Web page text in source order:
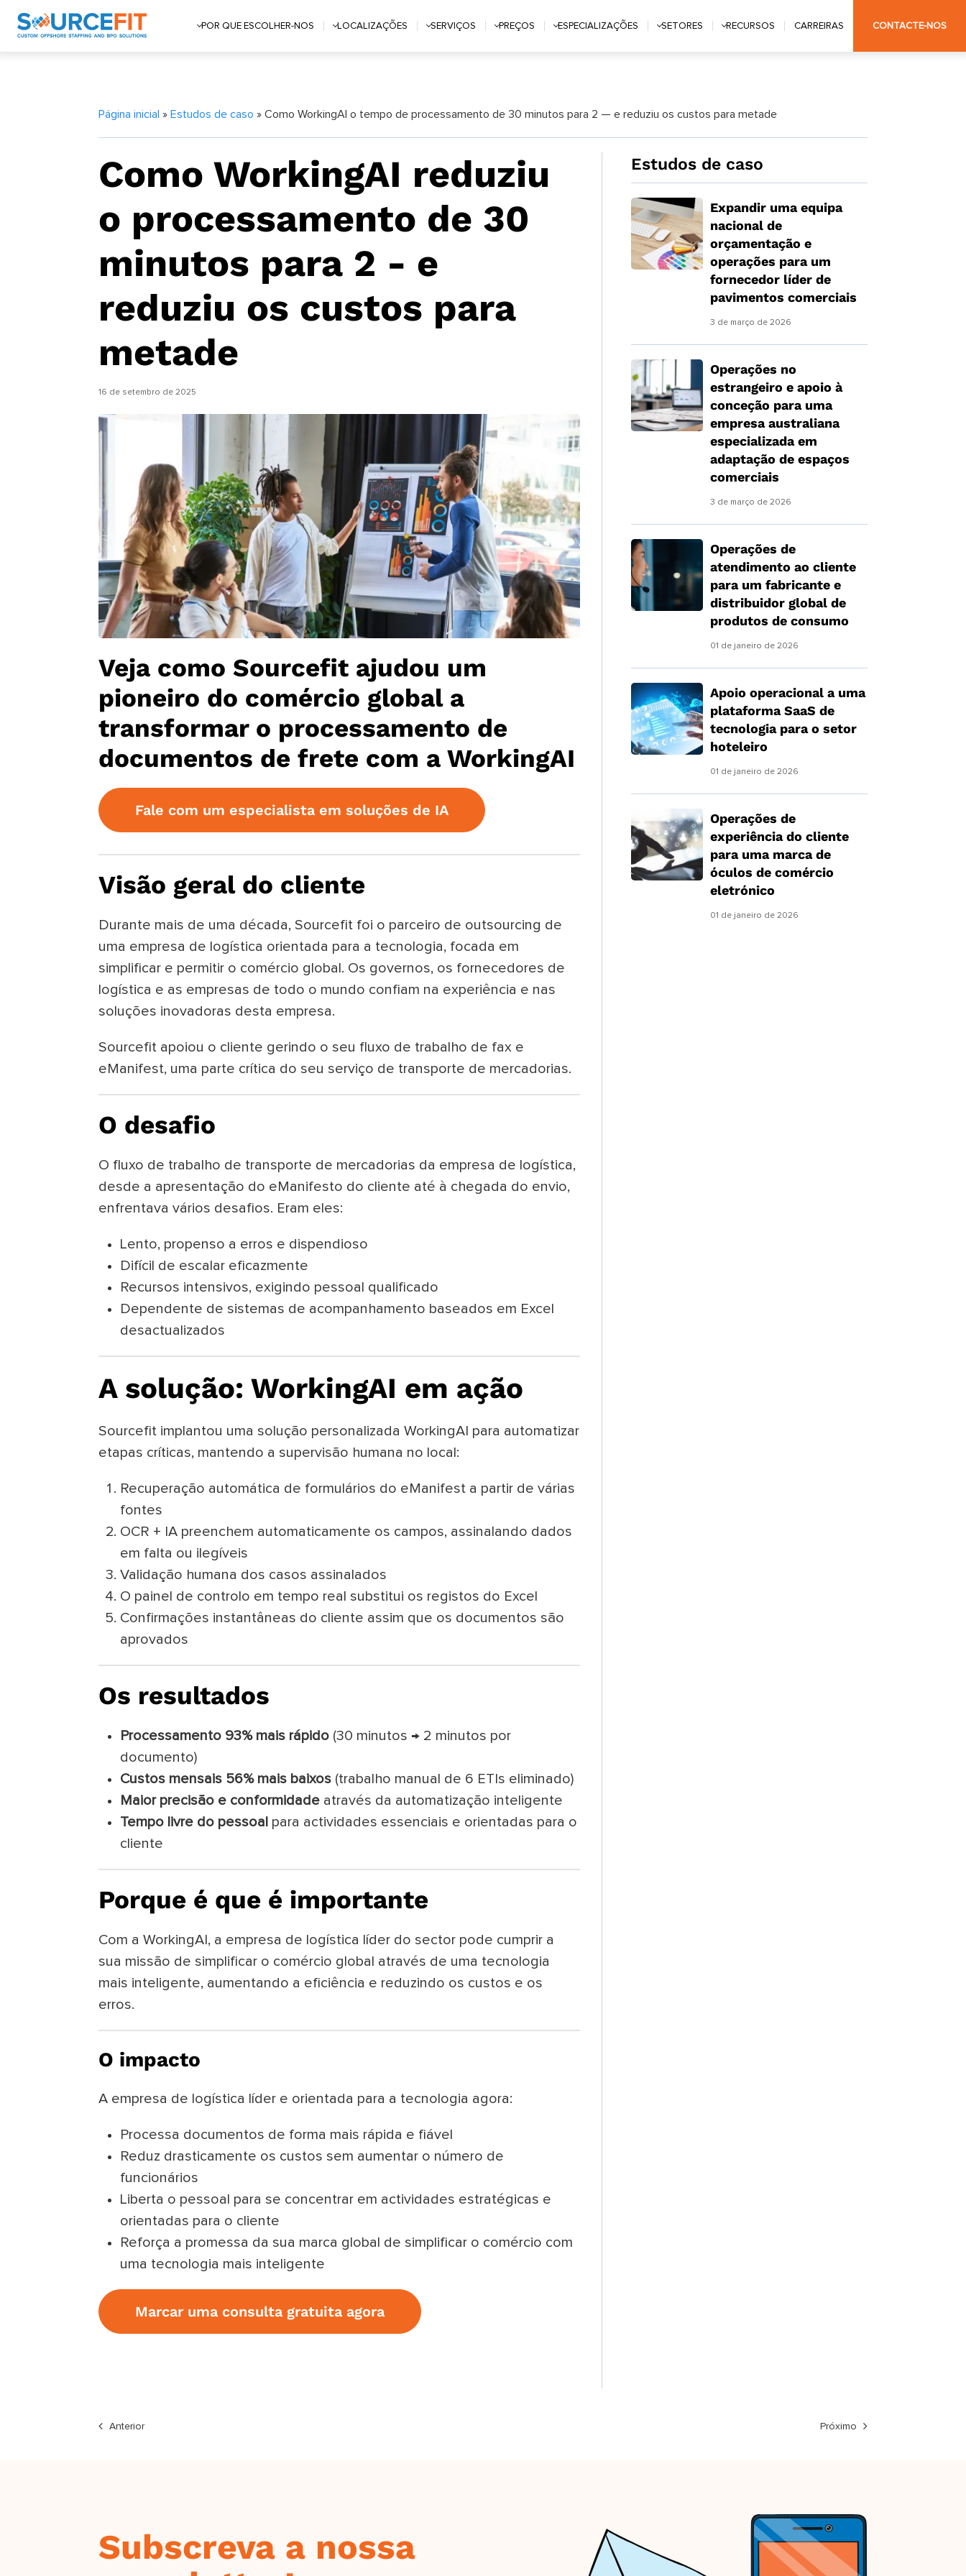
POR QUE ESCOLHER-NOS LOCALIZAÇÕES SERVIÇOS PREÇOS ESPECIALIZAÇÕES SETORES RECURSOS CARREIRAS CONTACTE-NOS
Página inicial » Estudos de caso » Como WorkingAI o tempo de processamento de 30 minutos para 2 — e reduziu os custos para metade
Como WorkingAI reduziu
o processamento de 30
minutos para 2 - e
reduziu os custos para
metade
16 de setembro de 2025
Veja como Sourcefit ajudou um
pioneiro do comércio global a
transformar o processamento de
documentos de frete com a WorkingAI
Fale com um especialista em soluções de IA
Visão geral do cliente
Durante mais de uma década, Sourcefit foi o parceiro de outsourcing de
uma empresa de logística orientada para a tecnologia, focada em
simplificar e permitir o comércio global. Os governos, os fornecedores de
logística e as empresas de todo o mundo confiam na experiência e nas
soluções inovadoras desta empresa.
Sourcefit apoiou o cliente gerindo o seu fluxo de trabalho de fax e
eManifest, uma parte crítica do seu serviço de transporte de mercadorias.
O desafio
O fluxo de trabalho de transporte de mercadorias da empresa de logística,
desde a apresentação do eManifesto do cliente até à chegada do envio,
enfrentava vários desafios. Eram eles:
Lento, propenso a erros e dispendioso
Difícil de escalar eficazmente
Recursos intensivos, exigindo pessoal qualificado
Dependente de sistemas de acompanhamento baseados em Excel
desactualizados
A solução: WorkingAI em ação
Sourcefit implantou uma solução personalizada WorkingAI para automatizar
etapas críticas, mantendo a supervisão humana no local:
Recuperação automática de formulários do eManifest a partir de várias
fontes
OCR + IA preenchem automaticamente os campos, assinalando dados
em falta ou ilegíveis
Validação humana dos casos assinalados
O painel de controlo em tempo real substitui os registos do Excel
Confirmações instantâneas do cliente assim que os documentos são
aprovados
Os resultados
Processamento 93% mais rápido (30 minutos → 2 minutos por
documento)
Custos mensais 56% mais baixos (trabalho manual de 6 ETIs eliminado)
Maior precisão e conformidade através da automatização inteligente
Tempo livre do pessoal para actividades essenciais e orientadas para o
cliente
Porque é que é importante
Com a WorkingAI, a empresa de logística líder do sector pode cumprir a
sua missão de simplificar o comércio global através de uma tecnologia
mais inteligente, aumentando a eficiência e reduzindo os custos e os
erros.
O impacto
A empresa de logística líder e orientada para a tecnologia agora:
Processa documentos de forma mais rápida e fiável
Reduz drasticamente os custos sem aumentar o número de
funcionários
Liberta o pessoal para se concentrar em actividades estratégicas e
orientadas para o cliente
Reforça a promessa da sua marca global de simplificar o comércio com
uma tecnologia mais inteligente
Marcar uma consulta gratuita agora
Estudos de caso
Expandir uma equipa
nacional de
orçamentação e
operações para um
fornecedor líder de
pavimentos comerciais
3 de março de 2026
Operações no
estrangeiro e apoio à
conceção para uma
empresa australiana
especializada em
adaptação de espaços
comerciais
3 de março de 2026
Operações de
atendimento ao cliente
para um fabricante e
distribuidor global de
produtos de consumo
01 de janeiro de 2026
Apoio operacional a uma
plataforma SaaS de
tecnologia para o setor
hoteleiro
01 de janeiro de 2026
Operações de
experiência do cliente
para uma marca de
óculos de comércio
eletrónico
01 de janeiro de 2026
Anterior Próximo
Subscreva a nossa